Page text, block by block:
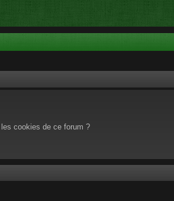
cookies de ce forum ?